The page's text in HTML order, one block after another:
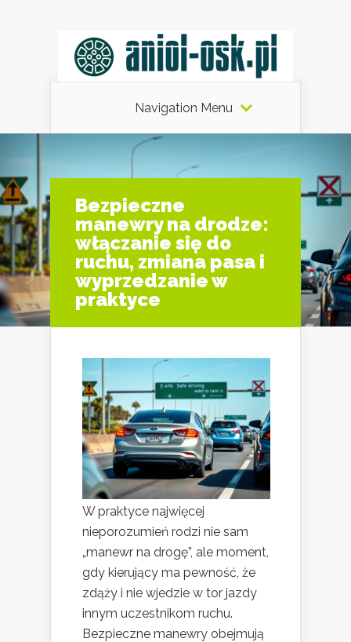
Navigation Menu
Bezpieczne
manewry na drodze:
włączanie się do
ruchu, zmiana pasa i
wyprzedzanie w
praktyce
W praktyce najwięcej
nieporozumień rodzi nie sam
„manewr na drogę”, ale moment,
gdy kierujący ma pewność, że
zdąży i nie wjedzie w tor jazdy
innym uczestnikom ruchu.
Bezpieczne manewry obejmują